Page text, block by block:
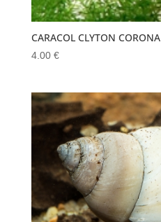
CARACOL CLYTON CORONA
4.00 €